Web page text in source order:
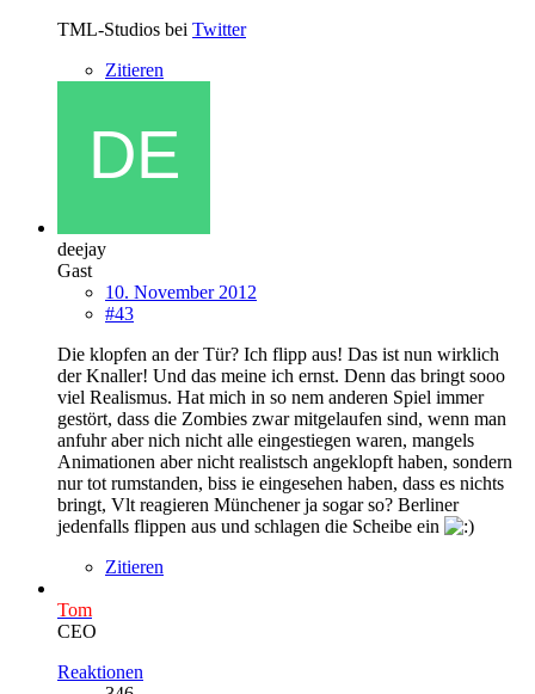
TML-Studios bei Twitter
Zitieren
deejay
Gast
10. November 2012
#43
Die klopfen an der Tür? Ich flipp aus! Das ist nun wirklich
der Knaller! Und das meine ich ernst. Denn das bringt sooo
viel Realismus. Hat mich in so nem anderen Spiel immer
gestört, dass die Zombies zwar mitgelaufen sind, wenn man
anfuhr aber nich nicht alle eingestiegen waren, mangels
Animationen aber nicht realistsch angeklopft haben, sondern
nur tot rumstanden, biss ie eingesehen haben, dass es nichts
bringt, Vlt reagieren Münchener ja sogar so? Berliner
jedenfalls flippen aus und schlagen die Scheibe ein
Zitieren
Tom
CEO
Reaktionen